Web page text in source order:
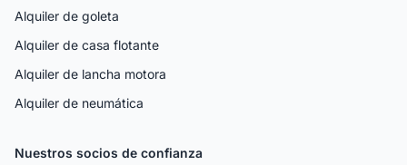
Alquiler de goleta
Alquiler de casa flotante
Alquiler de lancha motora
Alquiler de neumática
Nuestros socios de confianza